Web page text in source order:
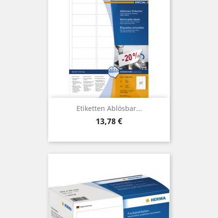
Etiketten Ablösbar...
Preis
13,78 €